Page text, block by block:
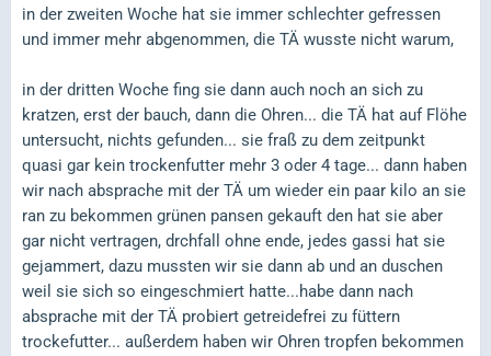
in der zweiten Woche hat sie immer schlechter gefressen
und immer mehr abgenommen, die TÄ wusste nicht warum,
in der dritten Woche fing sie dann auch noch an sich zu
kratzen, erst der bauch, dann die Ohren... die TÄ hat auf Flöhe
untersucht, nichts gefunden... sie fraß zu dem zeitpunkt
quasi gar kein trockenfutter mehr 3 oder 4 tage... dann haben
wir nach absprache mit der TÄ um wieder ein paar kilo an sie
ran zu bekommen grünen pansen gekauft den hat sie aber
gar nicht vertragen, drchfall ohne ende, jedes gassi hat sie
gejammert, dazu mussten wir sie dann ab und an duschen
weil sie sich so eingeschmiert hatte...habe dann nach
absprache mit der TÄ probiert getreidefrei zu füttern
trockefutter... außerdem haben wir Ohren tropfen bekommen